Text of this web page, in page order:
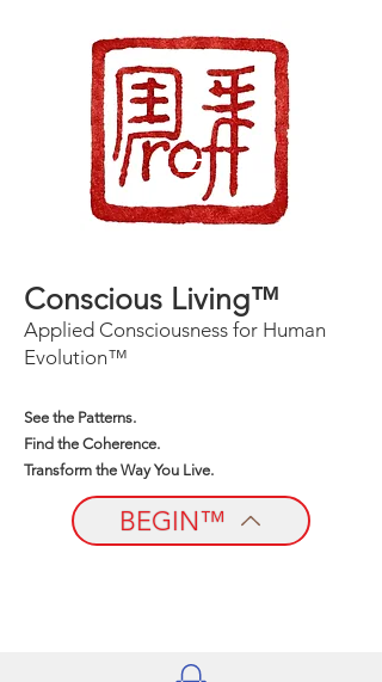
Conscious Living™
Applied Consciousness for Human
Evolution™
See the Patterns.
Find the Coherence.
Transform the Way You Live.
BEGIN™